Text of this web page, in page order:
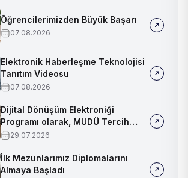
Öğrencilerimizden Büyük Başarı
07.08.2026
Elektronik Haberleşme Teknolojisi
Tanıtım Videosu
07.08.2026
Dijital Dönüşüm Elektroniği
Programı olarak, MUDÜ Tercih
Tanıtım Günleri'nde biz de
29.07.2026
İlk Mezunlarımız Diplomalarını
Almaya Başladı